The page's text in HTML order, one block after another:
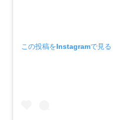
この投稿をInstagramで見る